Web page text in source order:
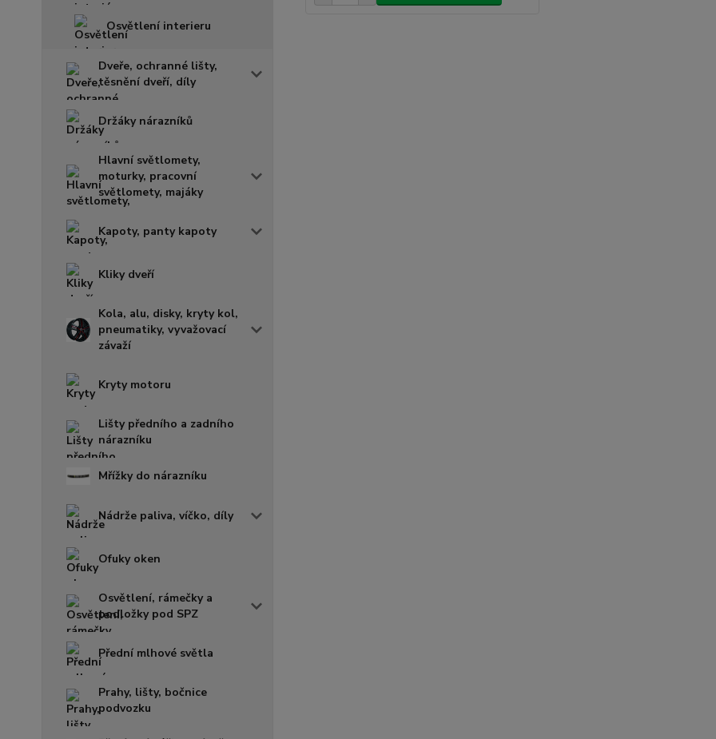
Osvětlení interieru
Dveře, ochranné lišty,
těsnění dveří, díly
Držáky nárazníků
Hlavní světlomety,
moturky, pracovní
světlomety, majáky
Kapoty, panty kapoty
Kliky dveří
Kola, alu, disky, kryty kol,
pneumatiky, vyvažovací
závaží
Kryty motoru
Lišty předního a zadního
nárazníku
Mřížky do nárazníku
Nádrže paliva, víčko, díly
Ofuky oken
Osvětlení, rámečky a
podložky pod SPZ
Přední mlhové světla
Prahy, lišty, bočnice
podvozku